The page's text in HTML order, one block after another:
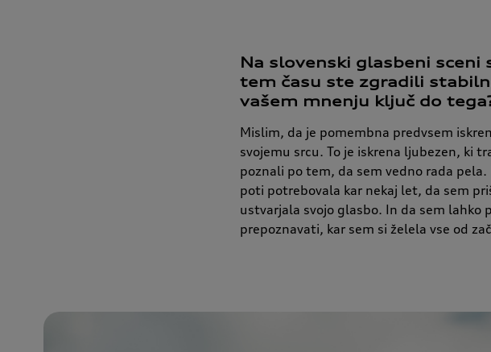
Na slovenski glasbeni
tem času ste zgradili
vašem mnenju ključ do
Mislim, da je pomembna predvsem
svojemu srcu. To je iskrena ljubezen, ki
poznali po tem, da sem vedno rada
poti potrebovala kar nekaj let, da sem
ustvarjala svojo glasbo. In da sem lahko
prepoznavati, kar sem si želela vse od